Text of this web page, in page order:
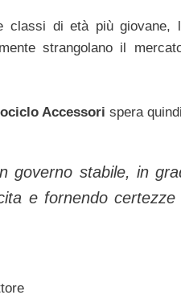
classi di età più
strangolano il
Accessori spera
governo stabile, in
e fornendo